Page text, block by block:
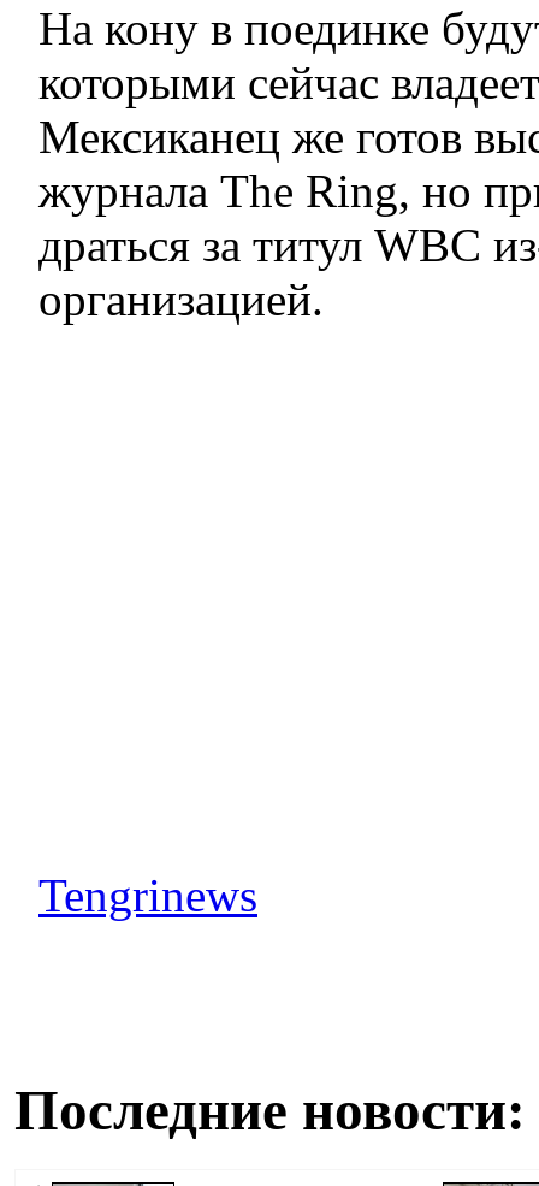
На кону в поединке
которыми сейчас
Мексиканец же готов
журнала The Ring, но
драться за титул WBC
организацией.
Tengrinews
Последние новости: